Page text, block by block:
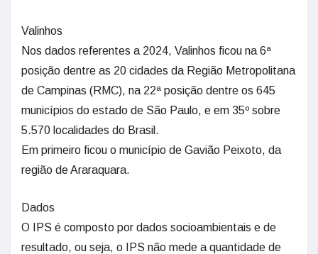
Valinhos
Nos dados referentes a 2024, Valinhos ficou na 6ª
posição dentre as 20 cidades da Região Metropolitana
de Campinas (RMC), na 22ª posição dentre os 645
municípios do estado de São Paulo, e em 35º sobre
5.570 localidades do Brasil.
Em primeiro ficou o município de Gavião Peixoto, da
região de Araraquara.
Dados
O IPS é composto por dados socioambientais e de
resultado, ou seja, o IPS não mede a quantidade de